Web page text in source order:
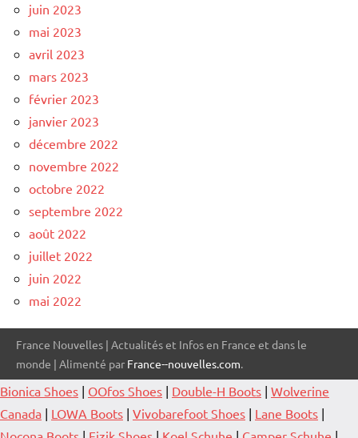
juin 2023
mai 2023
avril 2023
mars 2023
février 2023
janvier 2023
décembre 2022
novembre 2022
octobre 2022
septembre 2022
août 2022
juillet 2022
juin 2022
mai 2022
France Nouvelles | Actualités et Infos en France et dans le
monde | Alimenté par France--nouvelles.com.
Bionica Shoes | OOfos Shoes | Double-H Boots | Wolverine
Canada | LOWA Boots | Vivobarefoot Shoes | Lane Boots |